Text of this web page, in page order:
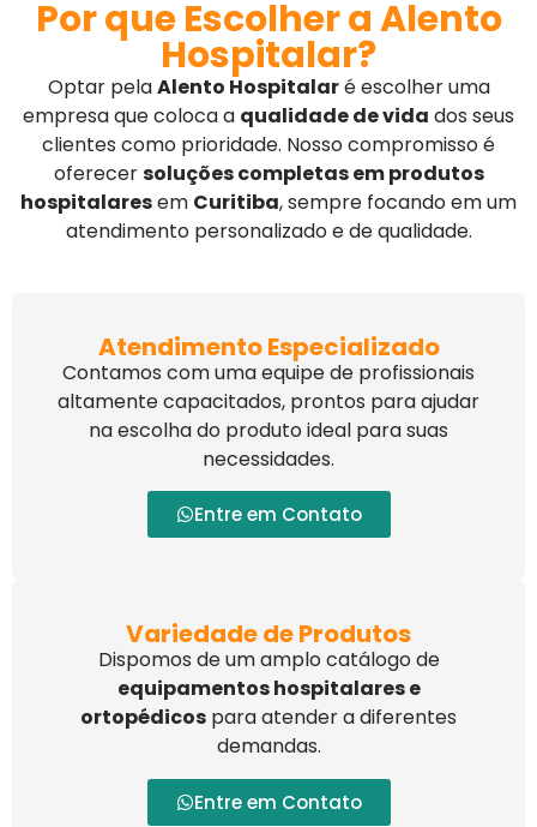
Por que Escolher a Alento
Hospitalar?
Optar pelaAlento Hospitalaré escolher uma
empresa que coloca a qualidade de vida dos seus
clientes como prioridade. Nosso compromisso é
oferecersoluções completas em produtos
hospitalaresem Curitiba, sempre focando em um
atendimento personalizado e de qualidade.
Atendimento Especializado
Contamos com uma equipe de profissionais
altamente capacitados, prontos para ajudar
na escolha do produto ideal para suas
necessidades.
Entre em Contato
Variedade de Produtos
Dispomos de um amplo catálogo de
equipamentos hospitalares e
ortopédicos para atender a diferentes
demandas.
Entre em Contato